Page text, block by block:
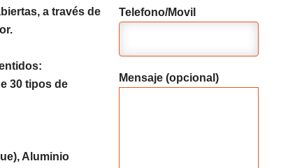
a través de
30 tipos de
Aluminio
Telefono/Movil
Mensaje (opcional)